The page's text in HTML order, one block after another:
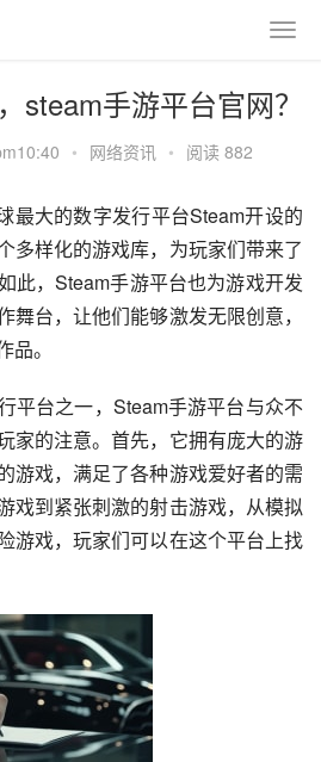
steam手游平台官网？
• 网络资讯 • 阅读 882
最大的数字发行平台Steam开设的
多样化的游戏库，为玩家们带来了
此，Steam手游平台也为游戏开发
舞台，让他们能够激发无限创意，
。
平台之一，Steam手游平台与众不
家的注意。首先，它拥有庞大的游
游戏，满足了各种游戏爱好者的需
戏到紧张刺激的射击游戏，从模拟
游戏，玩家们可以在这个平台上找